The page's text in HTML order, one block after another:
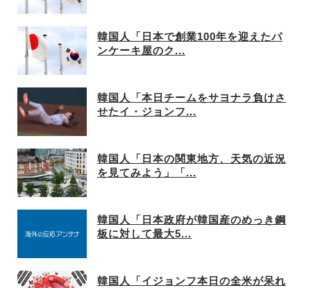
韓国人「日本で創業100年を迎えたパ
ンケーキ屋のク...
韓国人「本日チームをサヨナラ負けさ
せたイ・ジョンフ...
韓国人「日本の関東地方、天気の近況
を見てみよう」「...
韓国人「日本政府が韓国産のめっき鋼
板に対して最大5...
韓国人「イジョンフ本日の全米が呆れ